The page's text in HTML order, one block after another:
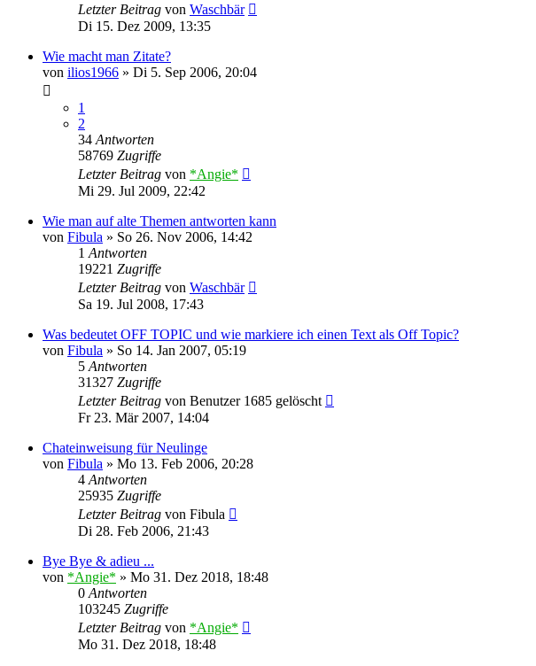
Letzter Beitrag von Waschbär
Di 15. Dez 2009, 13:35
Wie macht man Zitate?
von ilios1966 » Di 5. Sep 2006, 20:04
1
2
34 Antworten
58769 Zugriffe
Letzter Beitrag von *Angie*
Mi 29. Jul 2009, 22:42
Wie man auf alte Themen antworten kann
von Fibula » So 26. Nov 2006, 14:42
1 Antworten
19221 Zugriffe
Letzter Beitrag von Waschbär
Sa 19. Jul 2008, 17:43
Was bedeutet OFF TOPIC und wie markiere ich einen Text als Off Topic?
von Fibula » So 14. Jan 2007, 05:19
5 Antworten
31327 Zugriffe
Letzter Beitrag von Benutzer 1685 gelöscht
Fr 23. Mär 2007, 14:04
Chateinweisung für Neulinge
von Fibula » Mo 13. Feb 2006, 20:28
4 Antworten
25935 Zugriffe
Letzter Beitrag von Fibula
Di 28. Feb 2006, 21:43
Bye Bye & adieu ...
von *Angie* » Mo 31. Dez 2018, 18:48
0 Antworten
103245 Zugriffe
Letzter Beitrag von *Angie*
Mo 31. Dez 2018, 18:48